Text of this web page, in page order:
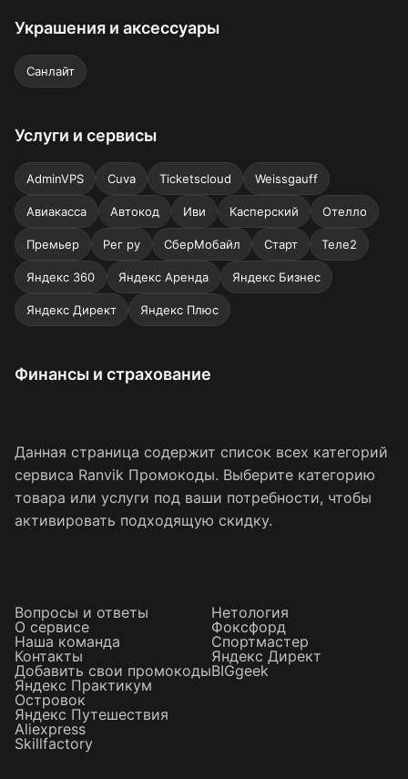
Украшения и аксессуары
Санлайт
Услуги и сервисы
AdminVPS Cuva Ticketscloud Weissgauff
Авиакасса Автокод Иви Касперский Отелло
Премьер Рег ру СберМобайл Старт Теле2
Яндекс 360 Яндекс Аренда Яндекс Бизнес
Яндекс Директ Яндекс Плюс
Финансы и страхование
Данная страница содержит список всех категорий
сервиса Ranvik Промокоды. Выберите категорию
товара или услуги под ваши потребности, чтобы
активировать подходящую скидку.
Вопросы и ответы
О сервисе
Наша команда
Контакты
Добавить свои промокоды
Нетология
Фоксфорд
Спортмастер
Яндекс Директ
BIGgeek
Яндекс Практикум
Островок
Яндекс Путешествия
Aliexpress
Skillfactory